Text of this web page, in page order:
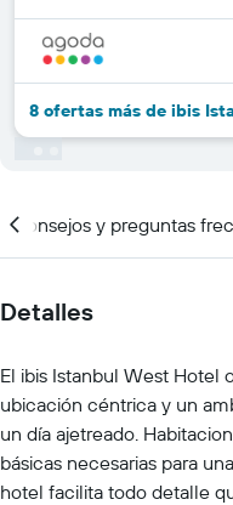
8 ofertas más de ibis
Consejos y preguntas
Detalles
El ibis Istanbul West Hotel
ubicación céntrica y un
un día ajetreado.
básicas necesarias para
hotel facilita todo detalle